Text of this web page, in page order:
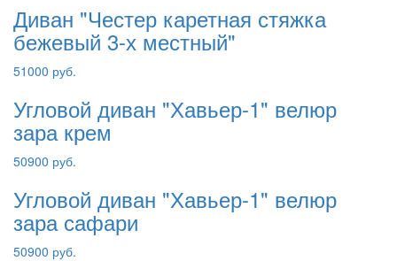
Диван "Честер каретная стяжка
бежевый 3-х местный"
51000 руб.
Угловой диван "Хавьер-1" велюр
зара крем
50900 руб.
Угловой диван "Хавьер-1" велюр
зара сафари
50900 руб.